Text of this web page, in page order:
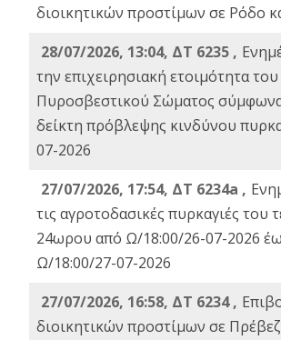
διοικητικών προστίμων σε Ρόδο
28/07/2026, 13:04, ΔΤ 6235 ,
την επιχειρησιακή ετοιμότητα του
Πυροσβεστικού Σώματος
δείκτη πρόβλεψης κινδύνου
07-2026
27/07/2026, 17:54, ΔΤ 6234a ,
τις αγροτοδασικές πυρκαγιές του
24ωρου από Ω/18:00/26-07-2026
Ω/18:00/27-07-2026
27/07/2026, 16:58, ΔΤ 6234 ,
διοικητικών προστίμων σε